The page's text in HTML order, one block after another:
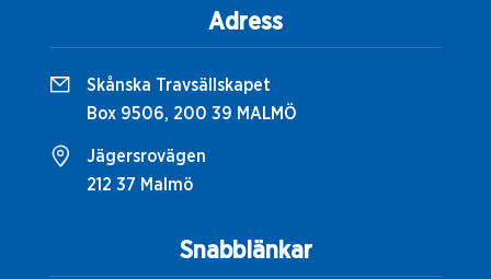
Snabblänkar
Adress
Skånska Travsällskapet
Box 9506, 200 39 MALMÖ
Jägersrovägen
212 37 Malmö